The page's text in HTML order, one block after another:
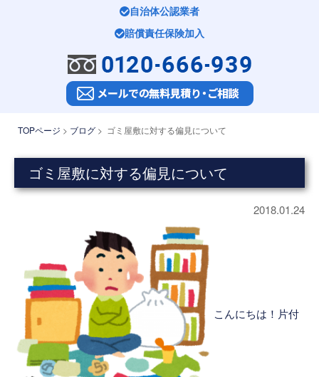
自治体公認業者
賠償責任保険加入
TOPページ > ブログ > ゴミ屋敷に対する偏見について
ゴミ屋敷に対する偏見について
2018.01.24
こんにちは！片付